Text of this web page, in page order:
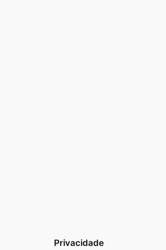
Privacidade